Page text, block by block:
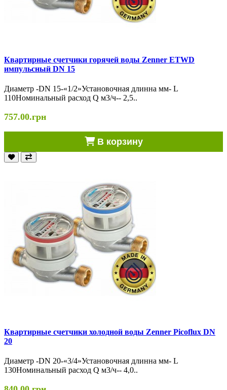
Квартирные счетчики горячей воды Zenner ETWD
импульсный DN 15
Диаметр -DN 15-«1/2»Установочная длинна мм- L
110Номинальный расход Q м3/ч-- 2,5..
757.00.грн
В корзину
Квартирные счетчики холодной воды Zenner Picoflux DN
20
Диаметр -DN 20-«3/4»Установочная длинна мм- L
130Номинальный расход Q м3/ч-- 4,0..